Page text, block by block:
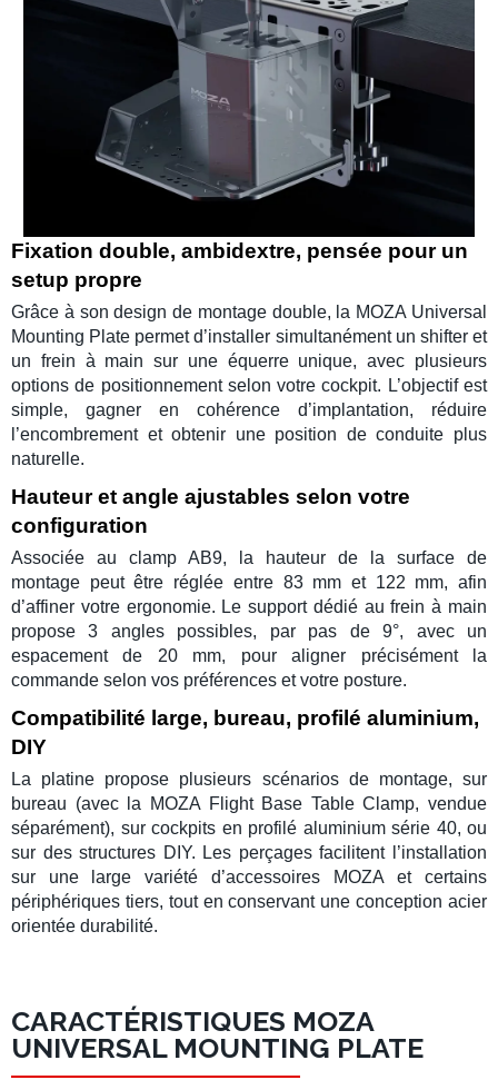
Fixation double, ambidextre, pensée pour un
setup propre
Grâce à son design de montage double, la MOZA Universal
Mounting Plate permet d’installer simultanément un shifteret
un frein à main sur une équerre unique, avec plusieurs
options de positionnement selon votre cockpit. L’objectif est
simple, gagner en cohérence d’implantation, réduire
l’encombrement et obtenir une position de conduite plus
naturelle.
Hauteur et angle ajustables selon votre
configuration
Associée au clamp AB9, la hauteur de la surface de
montage peut être réglée entre 83 mm et 122 mm, afin
d’affiner votre ergonomie. Le support dédié au frein à main
propose3 anglespossibles, par pas de9°, avec un
espacement de 20 mm, pour aligner précisément la
commande selon vos préférences et votre posture.
Compatibilité large, bureau, profilé aluminium,
DIY
La platine propose plusieurs scénarios de montage, sur
bureau (avec la
MOZA Flight Base Table Clamp, vendue
séparément), sur cockpits en profilé aluminium série 40, ou
sur des structures DIY. Les perçages facilitent l’installation
sur une large variété d’accessoires
MOZA et certains
périphériques tiers, tout en conservant une conception acier
orientée durabilité.
CARACTÉRISTIQUES MOZA
UNIVERSAL MOUNTING PLATE